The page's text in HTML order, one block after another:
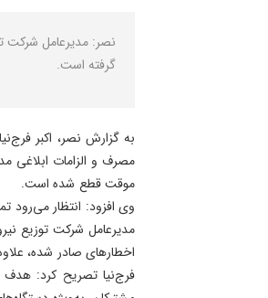
گرفته است.
به گزارش نصر، اکبر
موقت قطع شده است.
وی افزود: انتظار می‌رود
مدیرعامل شرکت توزیع
اخطارهای صادر شده،
فرج‌نیا تصریح کرد: هدف